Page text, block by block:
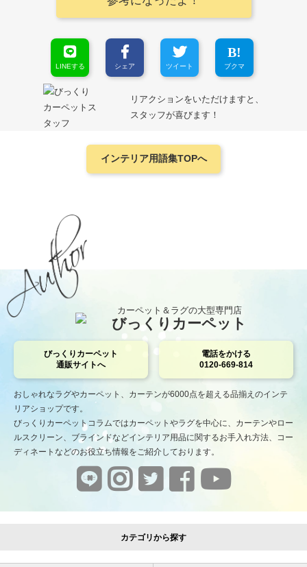
LINEする シェア ツイート ブクマ
リアクションをいただけますと、
スタッフが喜びます！
インテリア用語集TOPへ
カーペット＆ラグの大型専門店
びっくりカーペット
びっくりカーペット
通販サイトへ
電話をかける
0120-669-814
おしゃれなラグやカーペット、カーテンが6000点を超える品揃えのインテ
リアショップです。
びっくりカーペットコラムではカーペットやラグを中心に、カーテンやロー
ルスクリーン、ブラインドなどインテリア用品に関するお手入れ方法、コー
ディネートなどのお役立ち情報をご紹介しております。
カテゴリから探す